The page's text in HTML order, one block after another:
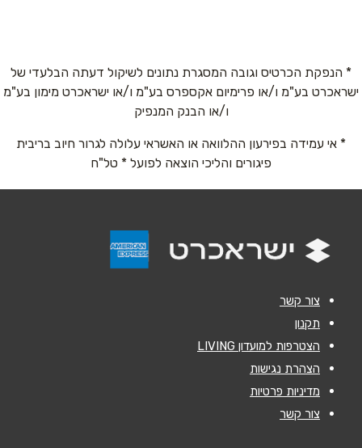
אנא חזרו אלי בקשר ל...
שליחה
* הנפקת הכרטיס וגובה המסגרת נתונים לשיקול דעתה הבלעדי של
ישראכרט בע"מ ו/או פרימיום אקספרס בע"מ ו/או ישראכרט מימון בע"מ
ו/או הבנק המנפיק
* אי עמידה בפירעון ההלוואה או האשראי עלולה לגרור חיוב בריבית
פיגורים והליכי הוצאה לפועל * טל"ח
צור קשר
תקנון
הצטרפות למועדון LIVING
הצהרת נגישות
מדיניות פרטיות
צור קשר